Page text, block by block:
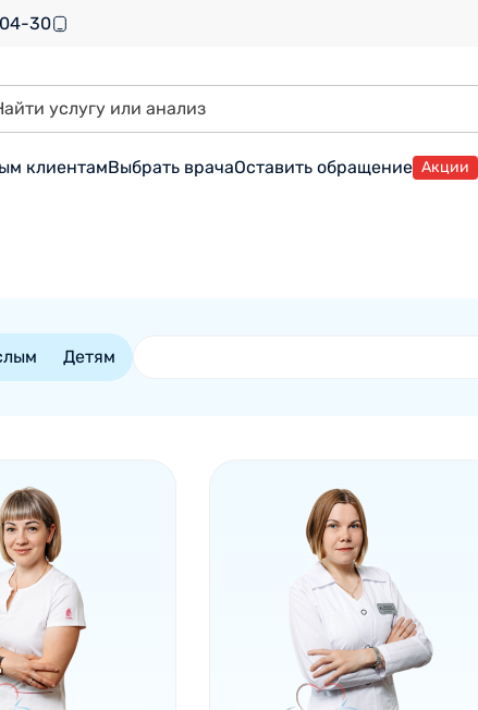
30
клиентамВыбрать врачаОставить обращение Акции
Детям